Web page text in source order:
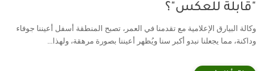
"قابلة للعكس"؟
وكالة البيارق الإعلامية مع تقدمنا في العمر، تصبح المنطقة أسفل أعيننا جوفاء
وداكنة، مما يجعلنا نبدو أكبر سنا ويُظهر أعيننا بصورة مرهقة، ولهذا...